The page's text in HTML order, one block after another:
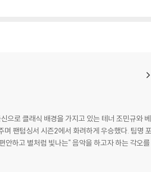
으로 클래식 배경을 가지고 있는 테너 조민규와 베
싱서 시즌2에서 화려하게 우승했다. 팀명 포
하고 별처럼 빛나는" 음악을 하고자 하는 각오를